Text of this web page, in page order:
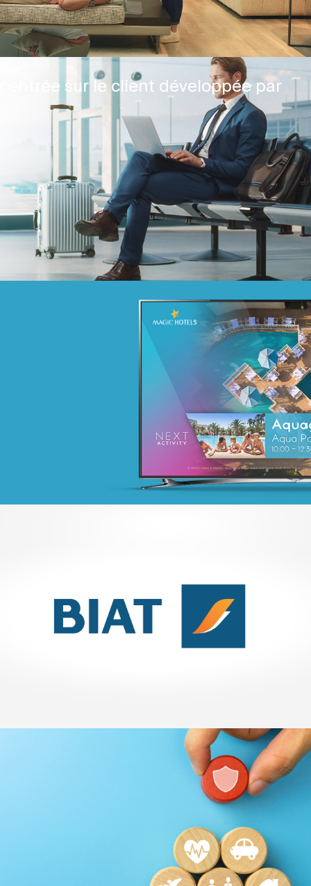
sur le client développée par